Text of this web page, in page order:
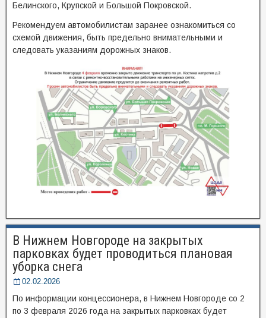
Белинского, Крупской и Большой Покровской.
Рекомендуем автомобилистам заранее ознакомиться со
схемой движения, быть предельно внимательными и
следовать указаниям дорожных знаков.
В Нижнем Новгороде на закрытых
парковках будет проводиться плановая
уборка снега
02.02.2026
По информации концессионера, в Нижнем Новгороде со 2
по 3 февраля 2026 года на закрытых парковках будет